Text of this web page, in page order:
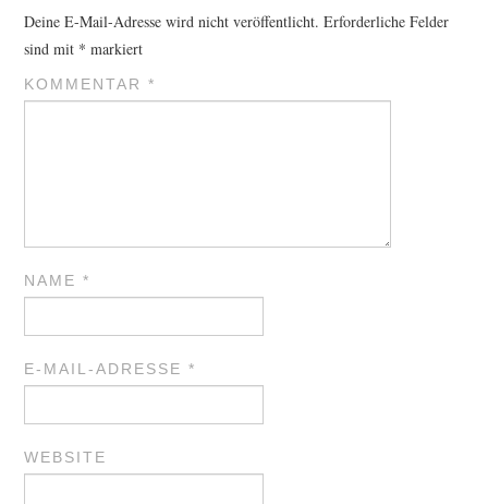
Deine E-Mail-Adresse wird nicht veröffentlicht. Erforderliche Felder
sind mit * markiert
KOMMENTAR*
NAME*
E-MAIL-ADRESSE*
WEBSITE